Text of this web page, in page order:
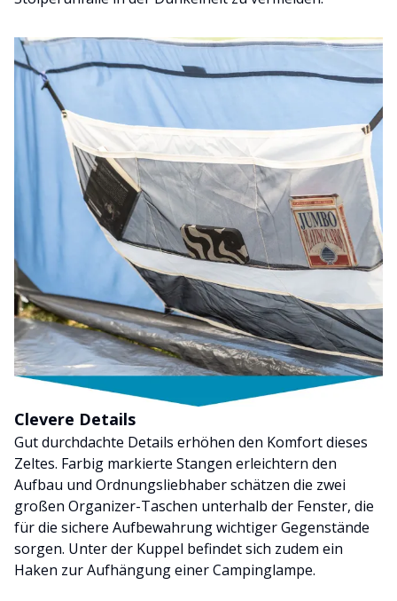
Clevere Details
Gut durchdachte Details erhöhen den Komfort dieses
Zeltes. Farbig markierte Stangen erleichtern den
Aufbau und Ordnungsliebhaber schätzen die zwei
großen Organizer-Taschen unterhalb der Fenster, die
für die sichere Aufbewahrung wichtiger Gegenstände
sorgen. Unter der Kuppel befindet sich zudem ein
Haken zur Aufhängung einer Campinglampe.